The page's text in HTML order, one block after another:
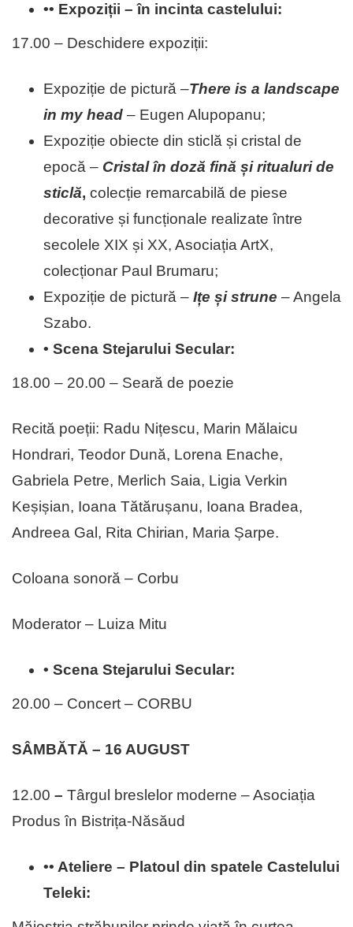
•• Expoziții – în incinta castelului:
17.00 – Deschidere expoziții:
Expoziție de pictură –There is a landscape
in my head – Eugen Alupopanu;
Expoziție obiecte din sticlă și cristal de
epocă – Cristal în doză fină și ritualuri de
sticlă, colecție remarcabilă de piese
decorative și funcționale realizate între
secolele XIX și XX, Asociația ArtX,
colecționar Paul Brumaru;
Expoziție de pictură – Ițe și strune – Angela
Szabo.
• Scena Stejarului Secular:
18.00 – 20.00 – Seară de poezie
Recită poeții: Radu Nițescu, Marin Mălaicu
Hondrari, Teodor Dună, Lorena Enache,
Gabriela Petre, Merlich Saia, Ligia Verkin
Keșișian, Ioana Tătărușanu, Ioana Bradea,
Andreea Gal, Rita Chirian, Maria Șarpe.
Coloana sonoră – Corbu
Moderator – Luiza Mitu
• Scena Stejarului Secular:
20.00 – Concert – CORBU
SÂMBĂTĂ – 16 AUGUST
12.00 – Târgul breslelor moderne – Asociația
Produs în Bistrița-Năsăud
•• Ateliere – Platoul din spatele Castelului
Teleki: